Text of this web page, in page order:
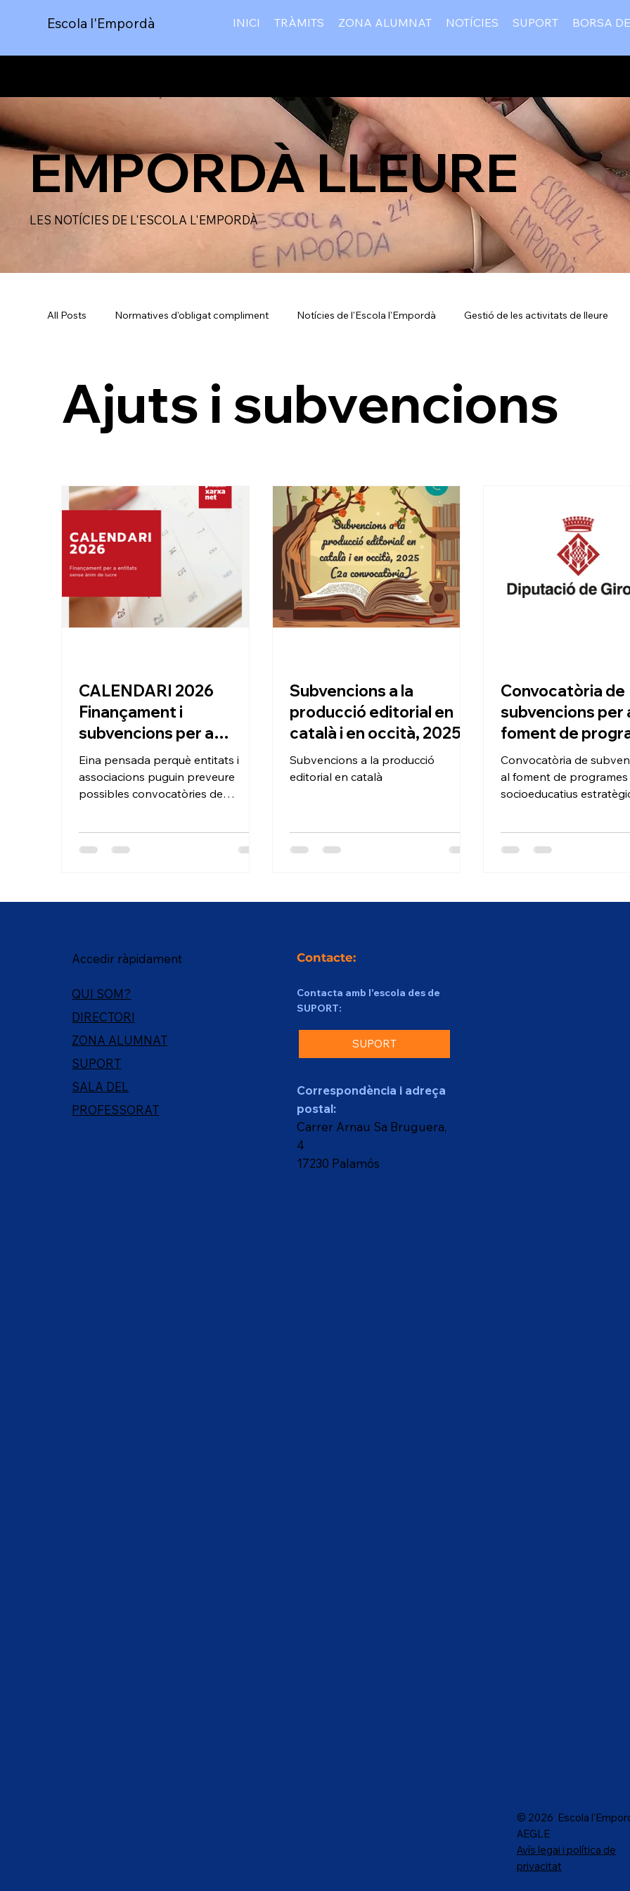
Escola l'Empordà INICI TRÀMITS ZONA ALUMNAT NOTÍCIES SUPORT BORSA
EMPORDÀ LLEURE
LES NOTÍCIES DE L'ESCOLA L'EMPORDÀ
All Posts Normatives d'obligat compliment Notícies de l'Escola l'Empordà Gestió de les activitats de lleure
Ajuts i subvencions
CALENDARI 2026
Finançament i
subvencions per a
entitats sense ànim de
lucre
Eina pensada perquè entitats i
associacions puguin preveure
possibles convocatòries de
Subvencions a la
producció editorial en
català i en occità, 2025
(2a convocatòria)
Subvencions a la producció
editorial en català
Convocatòria de
subvencions per
foment de
socioeducatius
estratègics en
les comarques
Convocatòria de
al foment de programes
socioeducatius
Accedir ràpidament
QUI SOM?
DIRECTORI
ZONA ALUMNAT
SUPORT
SALA DEL
PROFESSORAT
Contacte:
Contacta amb l'escola des de
SUPORT:
SUPORT
Correspondència i adreça
postal:
Carrer Arnau Sa Bruguera,
4
17230 Palamós
© 2026 Escola
AEGLE
Avís legai i política de
privacitat